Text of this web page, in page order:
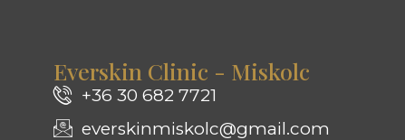
Everskin Clinic - Miskolc
+36 30 682 7721
everskinmiskolc@gmail.com